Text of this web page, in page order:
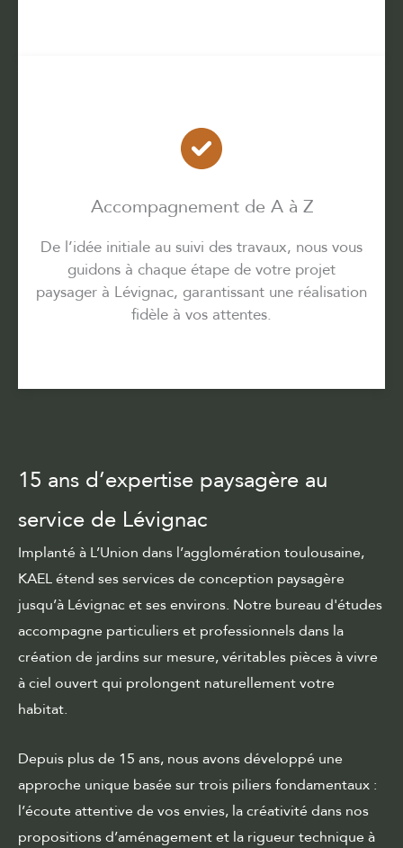
Accompagnement de A à Z
De l’idée initiale au suivi des travaux, nous vous
guidons à chaque étape de votre projet
paysager à Lévignac, garantissant une réalisation
fidèle à vos attentes.
15 ans d’expertise paysagère au
service de Lévignac
Implanté à L’Union dans l’agglomération toulousaine,
KAEL étend ses services de conception paysagère
jusqu’à Lévignac et ses environs. Notre bureau d'études
accompagne particuliers et professionnels dans la
création de jardins sur mesure, véritables pièces à vivre
à ciel ouvert qui prolongent naturellement votre
habitat.
Depuis plus de 15 ans, nous avons développé une
approche unique basée sur trois piliers fondamentaux :
l’écoute attentive de vos envies, la créativité dans nos
propositions d’aménagement et la rigueur technique à